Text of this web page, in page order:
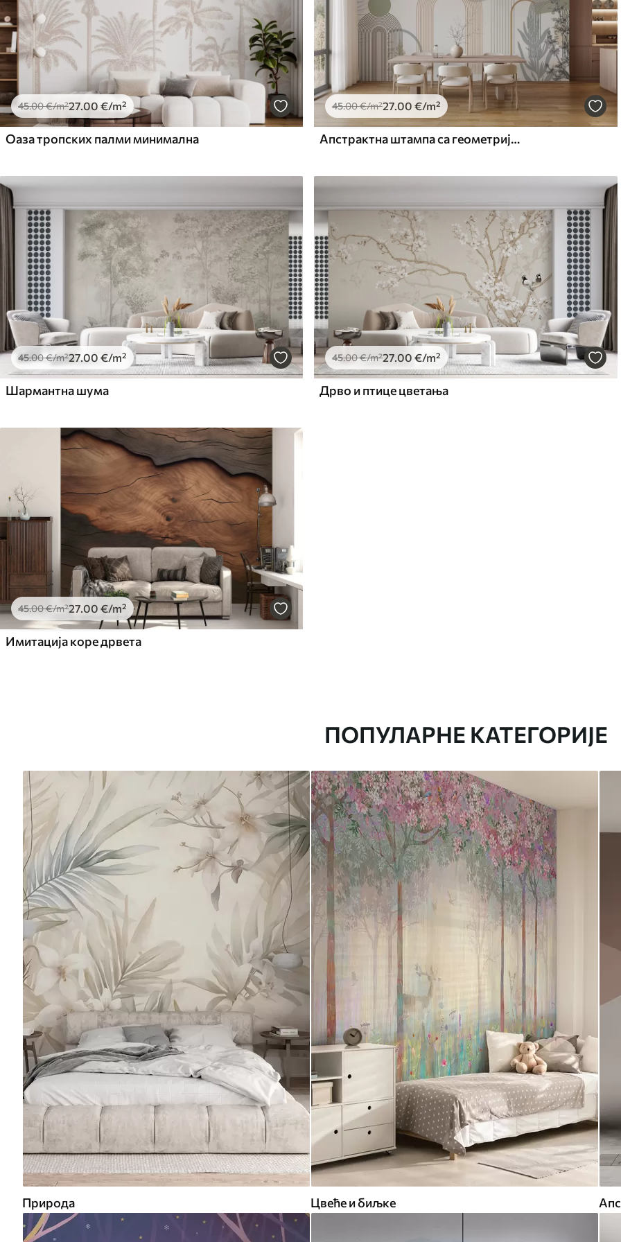
45.00€/m²27.00 €/m²
Оаза тропских палми минимална
45.00€/m²27.00 €/m²
Апстрактна штампа са геометријским облицима, луковима и тропским листовима на белој позадини
45.00€/m²27.00 €/m²
Шармантна шума
45.00€/m²27 .00 €/m²
Дрво и птице цветања
45.00€/m²27.00 €/m²
Имитација коре дрвета
ПОПУЛАРНЕ КАТЕГОРИЈЕ
Природа Цвеће и биљке